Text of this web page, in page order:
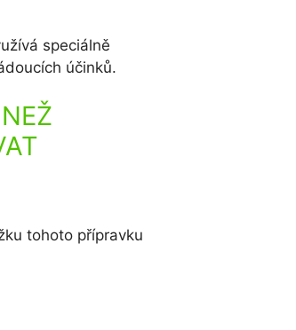
speciálně
účinků.
tohoto přípravku